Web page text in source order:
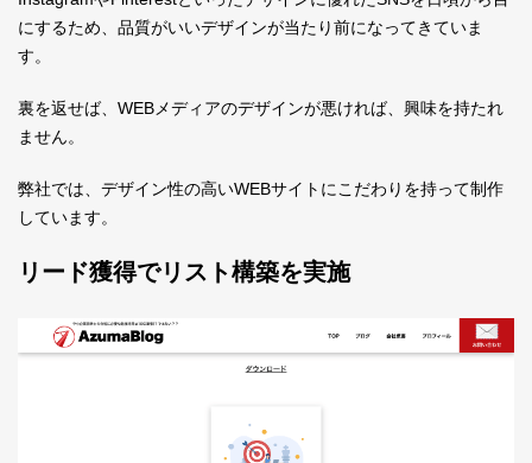
にするため、品質がいいデザインが当たり前になってきていま
す。
裏を返せば、WEBメディアのデザインが悪ければ、興味を持たれ
ません。
弊社では、デザイン性の高いWEBサイトにこだわりを持って制作
しています。
リード獲得でリスト構築を実施